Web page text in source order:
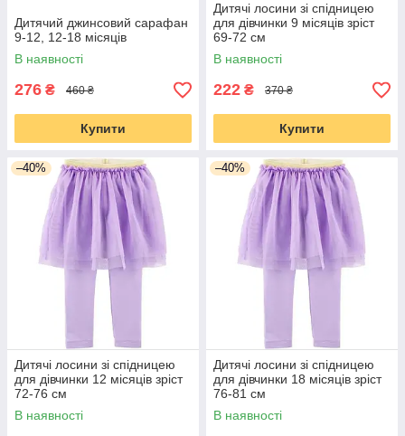
Дитячий джинсовий сарафан
9-12, 12-18 місяців
В наявності
276 ₴ 460 ₴
Купити
Дитячі лосини зі спідницею
для дівчинки 9 місяців зріст
69-72 см
В наявності
222 ₴ 370 ₴
Купити
–40%
Дитячі лосини зі спідницею
для дівчинки 12 місяців зріст
72-76 см
В наявності
–40%
Дитячі лосини зі спідницею
для дівчинки 18 місяців зріст
76-81 см
В наявності